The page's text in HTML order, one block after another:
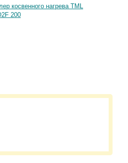
косвенного нагрева TML
200